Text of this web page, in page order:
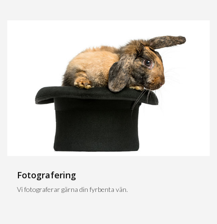
Fotografering
Vi fotograferar gärna din fyrbenta vän.